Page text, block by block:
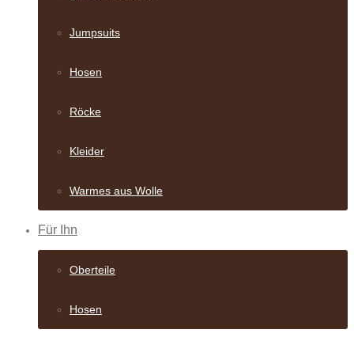
Jumpsuits
Hosen
Röcke
Kleider
Warmes aus Wolle
Für Ihn
Oberteile
Hosen